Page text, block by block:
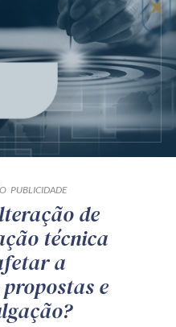
PUBLICIDADE
de
técnica
a
e